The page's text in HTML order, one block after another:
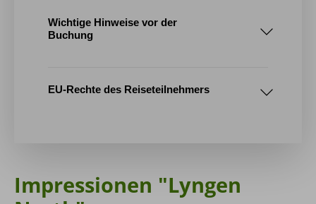
27.02.2027
Wichtige Hinweise vor der
Buchung
EU-Rechte des Reiseteilnehmers
Impressionen "Lyngen